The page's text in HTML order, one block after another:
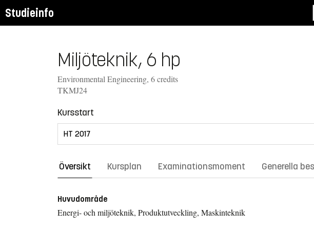
Studieinfo
Miljöteknik, 6 hp
Environmental Engineering, 6 credits
TKMJ24
Kursstart
Översikt Kursplan Examinationsmoment Generella
Huvudområde
Energi- och miljöteknik, Produktutveckling, Maskinteknik